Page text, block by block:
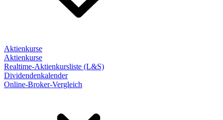
Aktienkurse
Aktienkurse
Realtime-Aktienkursliste (L&S)
Dividendenkalender
Online-Broker-Vergleich